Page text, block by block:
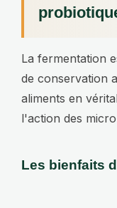
La fermentation
de conservation
aliments en
l'action des
Les bienfaits